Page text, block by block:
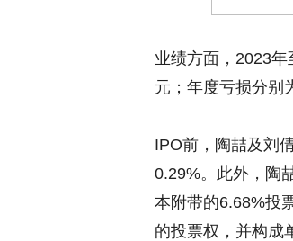
业绩方面，2023
元；年度亏损分别
IPO前，陶喆及刘
0.29%。此外，陶
本附带的6.68%投
的投票权，并构成